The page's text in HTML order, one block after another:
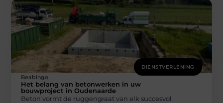
DIENSTVERLENING
Beabingo
Het belang van betonwerken in uw
bouwproject in Oudenaarde
Beton vormt de ruggengraat van elk succesvol